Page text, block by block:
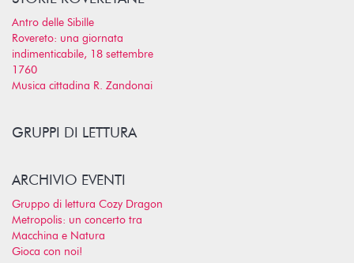
Antro delle Sibille
Rovereto: una giornata
indimenticabile, 18 settembre
1760
Musica cittadina R. Zandonai
GRUPPI DI LETTURA
ARCHIVIO EVENTI
Gruppo di lettura Cozy Dragon
Metropolis: un concerto tra
Macchina e Natura
Gioca con noi!